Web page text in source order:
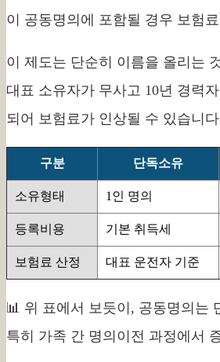
이 공동명의에 포함될 경우 보험
이 제도는 단순히 이름을 올리는
대표 소유자가 무사고 10년 경력
되어 보험료가 인상될 수 있습니
구분 단독소유
소유형태 1인 명의
등록비용 기본 취득세
보험료 산정 대표 운전자 기준
📊 위 표에서 보듯이, 공동명의는
특히 가족 간 명의이전 과정에서